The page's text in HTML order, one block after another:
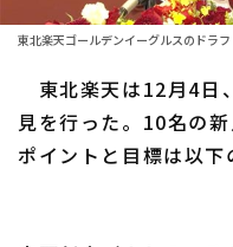
ファーム東地区
ファーム西地区
交流戦
選手名鑑トップ
北海道日本ハム
東北楽天ゴール
ニュース
東北楽天ゴールデンイーグルスのドラ
東北楽天は12月4日
見を行った。10名の
ポイントと目標は以下